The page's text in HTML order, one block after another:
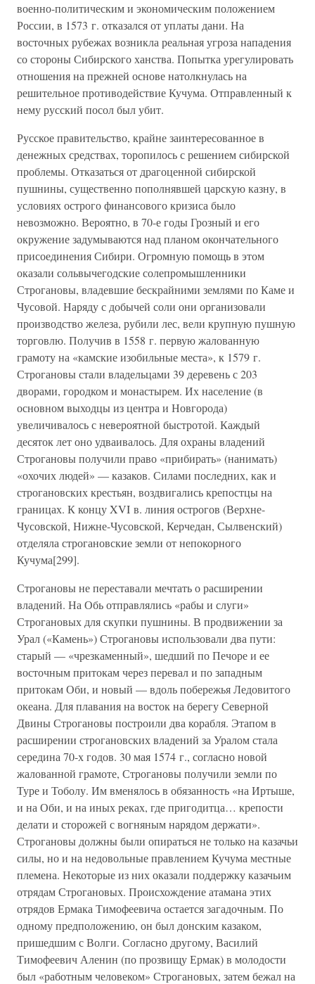
военно-политическим и экономическим положением
России, в 1573 г. отказался от уплаты дани. На
восточных рубежах возникла реальная угроза нападения
со стороны Сибирского ханства. Попытка урегулировать
отношения на прежней основе натолкнулась на
решительное противодействие Кучума. Отправленный к
нему русский посол был убит.
Русское правительство, крайне заинтересованное в
денежных средствах, торопилось с решением сибирской
проблемы. Отказаться от драгоценной сибирской
пушнины, существенно пополнявшей царскую казну, в
условиях острого финансового кризиса было
невозможно. Вероятно, в 70-е годы Грозный и его
окружение задумываются над планом окончательного
присоединения Сибири. Огромную помощь в этом
оказали сольвычегодские солепромышленники
Строгановы, владевшие бескрайними землями по Каме и
Чусовой. Наряду с добычей соли они организовали
производство железа, рубили лес, вели крупную пушную
торговлю. Получив в 1558 г. первую жалованную
грамоту на «камские изобильные места», к 1579 г.
Строгановы стали владельцами 39 деревень с 203
дворами, городком и монастырем. Их население (в
основном выходцы из центра и Новгорода)
увеличивалось с невероятной быстротой. Каждый
десяток лет оно удваивалось. Для охраны владений
Строгановы получили право «прибирать» (нанимать)
«охочих людей» — казаков. Силами последних, как и
строгановских крестьян, воздвигались крепостцы на
границах. К концу XVI в. линия острогов (Верхне-
Чусовской, Нижне-Чусовской, Керчедан, Сылвенский)
отделяла строгановские земли от непокорного
Кучума[299].
Строгановы не переставали мечтать о расширении
владений. На Обь отправлялись «рабы и слуги»
Строгановых для скупки пушнины. В продвижении за
Урал («Камень») Строгановы использовали два пути:
старый — «чрезкаменный», шедший по Печоре и ее
восточным притокам через перевал и по западным
притокам Оби, и новый — вдоль побережья Ледовитого
океана. Для плавания на восток на берегу Северной
Двины Строгановы построили два корабля. Этапом в
расширении строгановских владений за Уралом стала
середина 70-х годов. 30 мая 1574 г., согласно новой
жалованной грамоте, Строгановы получили земли по
Туре и Тоболу. Им вменялось в обязанность «на Иртыше,
и на Оби, и на иных реках, где пригодитца… крепости
делати и сторожей с вогняным нарядом держати».
Строгановы должны были опираться не только на казачьи
силы, но и на недовольные правлением Кучума местные
племена. Некоторые из них оказали поддержку казачьим
отрядам Строгановых. Происхождение атамана этих
отрядов Ермака Тимофеевича остается загадочным. По
одному предположению, он был донским казаком,
пришедшим с Волги. Согласно другому, Василий
Тимофеевич Аленин (по прозвищу Ермак) в молодости
был «работным человеком» Строгановых, затем бежал на